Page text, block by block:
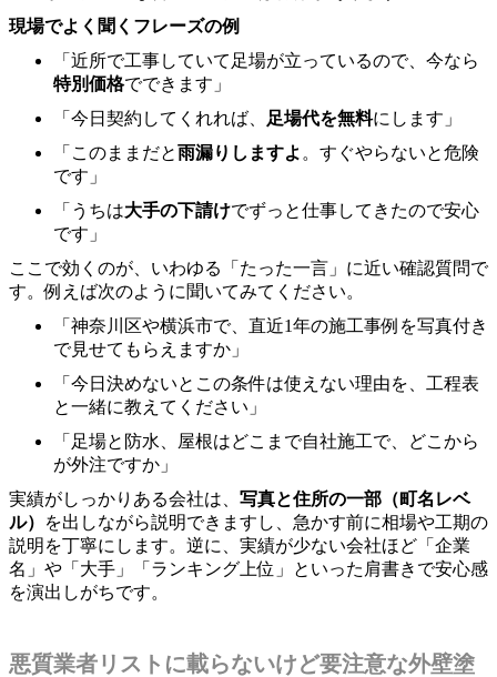
現場でよく聞くフレーズの例
「近所で工事していて足場が立っているので、今なら
特別価格でできます」
「今日契約してくれれば、
足場代を無料にします」
「このままだと雨漏りしますよ 。すぐやらないと危険
です」
「うちは大手の下請けでずっと仕事してきたので安心
です」
ここで効くのが、いわゆる「たった一言」に近い確認質問で
す。例えば次のように聞いてみてください。
「神奈川区や横浜市で、直近1年の施工事例を写真付き
で見せてもらえますか」
「今日決めないとこの条件は使えない理由を、工程表
と一緒に教えてください」
「足場と防水、屋根はどこまで自社施工で、どこから
が外注ですか」
実績がしっかりある会社は、 写真と住所の一部（町名レベ
ル）
を出しながら説明できますし、急かす前に相場や工期の
説明を丁寧にします。逆に、実績が少ない会社ほど「企業
名」や「大手」「ランキング上位」といった肩書きで安心感
を演出しがちです。
悪質業者リストに載らないけど要注意な外壁塗